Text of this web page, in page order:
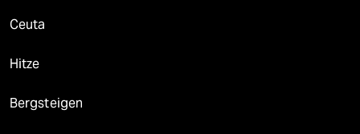
Ceuta
Hitze
Bergsteigen